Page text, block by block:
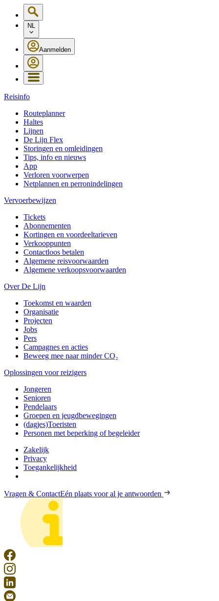
NL
Aanmelden
Reisinfo
Routeplanner
Haltes
Lijnen
De Lijn Flex
Storingen en omleidingen
Tips, info en nieuws
App
Verloren voorwerpen
Netplannen en perronindelingen
Vervoerbewijzen
Tickets
Abonnementen
Kortingen en voordeeltarieven
Verkooppunten
Contactloos betalen
Algemene reisvoorwaarden
Algemene verkoopsvoorwaarden
Over De Lijn
Toekomst en waarden
Organisatie
Projecten
Jobs
Pers
Campagnes en acties
Beweeg mee naar minder CO₂
Oplossingen voor reizigers
Jongeren
Senioren
Pendelaars
Groepen en jeugdbewegingen
(dagjes)Toeristen
Personen met beperking of begeleider
Zakelijk
Privacy
Toegankelijkheid
Vragen & ContactEén plaats voor al je antwoorden